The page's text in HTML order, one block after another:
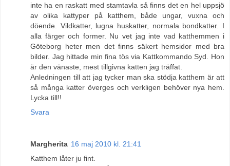
inte ha en raskatt med stamtavla så finns det en hel uppsjö
av olika kattyper på katthem, både ungar, vuxna och
döende. Vildkatter, lugna huskatter, normala bondkatter. I
alla färger och former. Nu vet jag inte vad katthemmen i
Göteborg heter men det finns säkert hemsidor med bra
bilder. Jag hittade min fina tös via Kattkommando Syd. Hon
är den vänaste, mest tillgivna katten jag träffat.
Anledningen till att jag tycker man ska stödja katthem är att
så många katter överges och verkligen behöver nya hem.
Lycka till!!
Svara
Margherita 16 maj 2010 kl. 21:41
Katthem låter ju fint.